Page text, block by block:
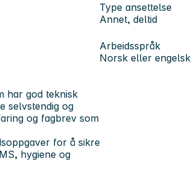
Type ansettelse
Annet, deltid
Arbeidsspråk
Norsk eller engelsk
har god teknisk
selvstendig og
og fagbrev som
for å sikre
hygiene og